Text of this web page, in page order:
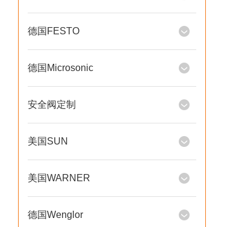
德国FESTO
德国Microsonic
安全阀定制
美国SUN
美国WARNER
德国Wenglor